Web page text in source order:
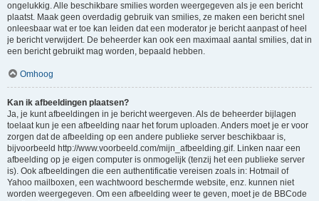
ongelukkig. Alle beschikbare smilies worden weergegeven als je een bericht
plaatst. Maak geen overdadig gebruik van smilies, ze maken een bericht snel
onleesbaar wat er toe kan leiden dat een moderator je bericht aanpast of heel
je bericht verwijdert. De beheerder kan ook een maximaal aantal smilies, dat in
een bericht gebruikt mag worden, bepaald hebben.
Omhoog
Kan ik afbeeldingen plaatsen?
Ja, je kunt afbeeldingen in je bericht weergeven. Als de beheerder bijlagen
toelaat kun je een afbeelding naar het forum uploaden. Anders moet je er voor
zorgen dat de afbeelding op een andere publieke server beschikbaar is,
bijvoorbeeld http://www.voorbeeld.com/mijn_afbeelding.gif. Linken naar een
afbeelding op je eigen computer is onmogelijk (tenzij het een publieke server
is). Ook afbeeldingen die een authentificatie vereisen zoals in: Hotmail of
Yahoo mailboxen, een wachtwoord beschermde website, enz. kunnen niet
worden weergegeven. Om een afbeelding weer te geven, moet je de BBCode